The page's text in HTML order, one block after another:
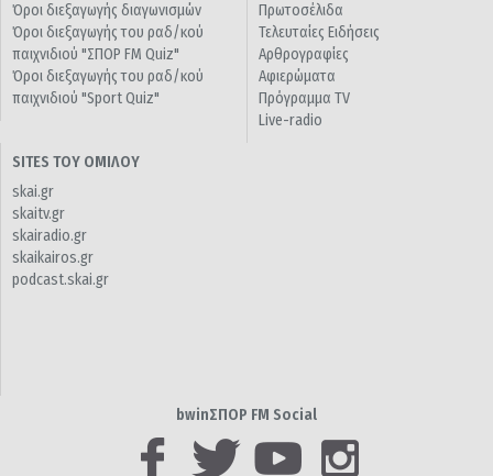
Όροι διεξαγωγής διαγωνισμών
Όροι διεξαγωγής του ραδ/κού
παιχνιδιού "ΣΠΟΡ FM Quiz"
Όροι διεξαγωγής του ραδ/κού
παιχνιδιού "Sport Quiz"
Πρωτοσέλιδα
Τελευταίες Ειδήσεις
Αρθρογραφίες
Αφιερώματα
Πρόγραμμα TV
Live-radio
SITES ΤΟΥ ΟΜΙΛΟΥ
skai.gr
skaitv.gr
skairadio.gr
skaikairos.gr
podcast.skai.gr
bwinΣΠΟΡ FM Social